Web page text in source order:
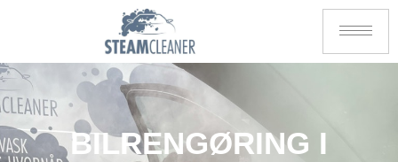
BILRENGØRING I